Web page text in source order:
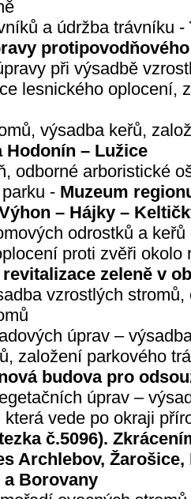
a údržba trávníku -
při výsadbě
lesnického oplocení,
výsadba keřů,
Hodonín – Lužice
odborné arboristické
-Muzeum
– Hájky –
odrostků a
proti zvěři okolo
zeleně v
vzrostlých
úprav –
založení parkového
budova pro
úprav –
která vede po okraji
č.5096).
Archlebov, Žarošice,
Borovany